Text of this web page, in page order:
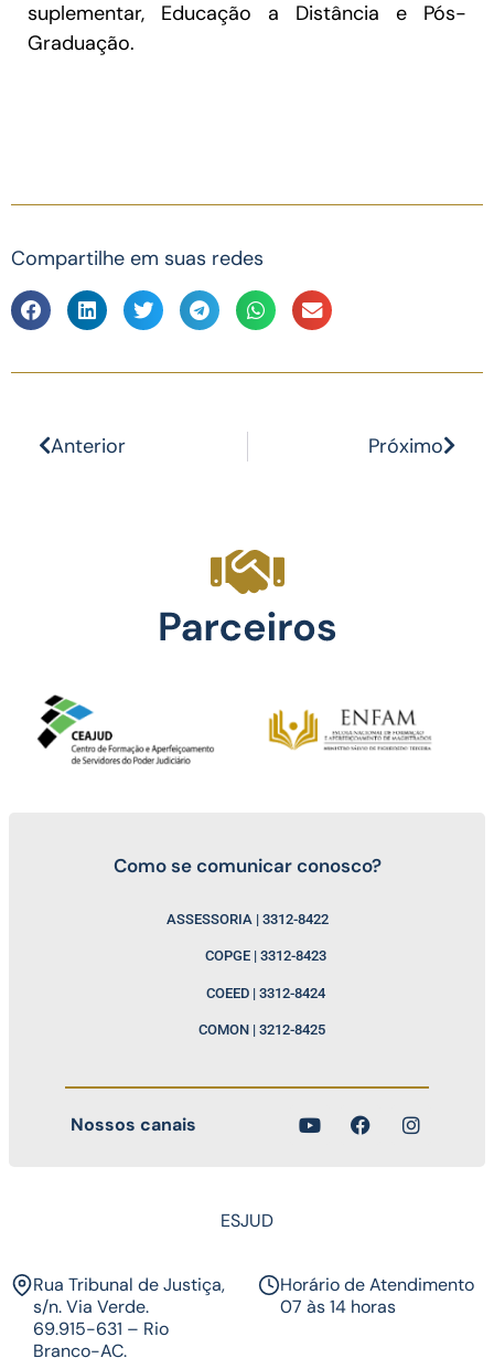
suplementar, Educação a Distância e Pós-
Graduação.
Compartilhe em suas redes
Anterior Próximo
Como se comunicar conosco?
ASSESSORIA | 3312-8422
COPGE | 3312-8423
COEED | 3312-8424
COMON | 3212-8425
Nossos canais
ESJUD
Rua Tribunal de Justiça,
s/n. Via Verde.
69.915-631 – Rio
Branco-AC.​
Horário de Atendimento
07 às 14 horas​